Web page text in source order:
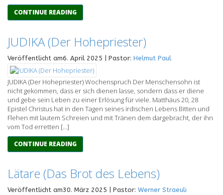
CONTINUE READING
JUDIKA (Der Hohepriester)
Veröffentlicht am6. April 2025 | Pastor: Helmut Paul
JUDIKA (Der Hohepriester) Wochenspruch Der Menschensohn ist
nicht gekommen, dass er sich dienen lasse, sondern dass er diene
und gebe sein Leben zu einer Erlösung für viele. Matthäus 20, 28
Epistel Christus hat in den Tagen seines irdischen Lebens Bitten und
Flehen mit lautem Schreien und mit Tränen dem dargebracht, der ihn
vom Tod erretten […]
CONTINUE READING
Lätare (Das Brot des Lebens)
Veröffentlicht am30. März 2025 | Pastor: Werner Straeuli